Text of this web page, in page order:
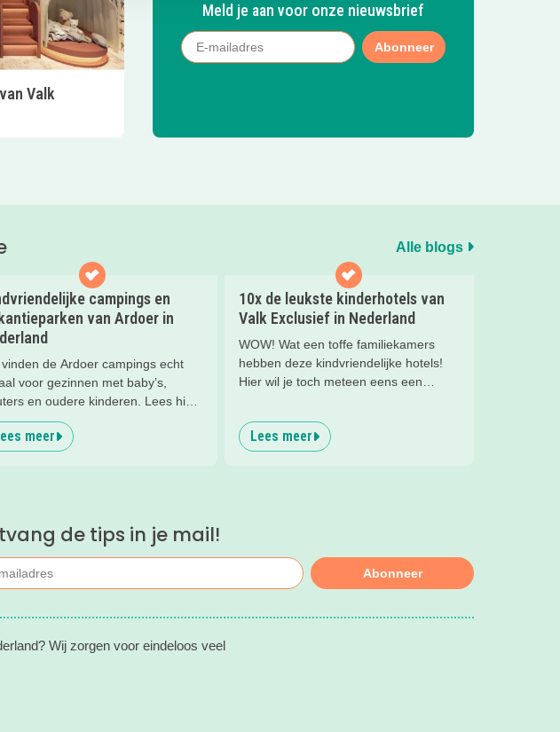
Valk
Meld je aan voor onze nieuwsbrief
Abonneer
Alle blogs
campings en
van Ardoer in
de Ardoer campings echt
voor gezinnen met baby’s,
en oudere kinderen. Lees hier
meer
10x de leukste kinderhotels van
Valk Exclusief in Nederland
WOW! Wat een toffe familiekamers
hebben deze kindvriendelijke hotels!
Hier wil je toch meteen eens een
kinderhotels van Valk Exclusief en boek
een heerlijk nachtje weg met je
kind(eren).
Lees meer
de tips in je mail!
Abonneer
Wij zorgen voor eindeloos veel